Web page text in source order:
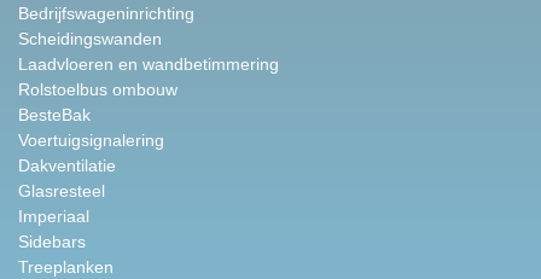
Bedrijfswageninrichting
Scheidingswanden
Laadvloeren en wandbetimmering
Rolstoelbus ombouw
BesteBak
Voertuigsignalering
Dakventilatie
Glasresteel
Imperiaal
Sidebars
Treeplanken